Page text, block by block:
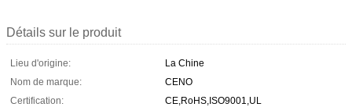
Détails sur le produit
Lieu d'origine:
La Chine
Nom de marque:
CENO
Certification:
CE,RoHS,ISO9001,UL